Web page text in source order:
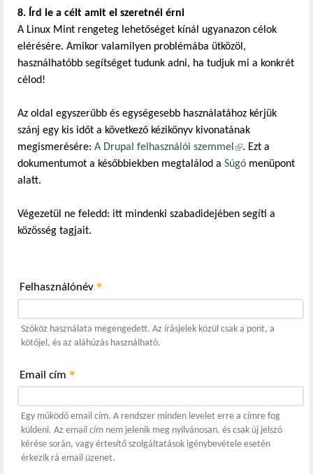
8. Írd le a célt amit el szeretnél érni
A Linux Mint rengeteg lehetőséget kínál ugyanazon célok
elérésére. Amikor valamilyen problémába ütközöl,
használhatóbb segítséget tudunk adni, ha tudjuk mi a konkrét
célod!
Az oldal egyszerűbb és egységesebb használatához kérjük
szánj egy kis időt a következő kézikönyv kivonatának
megismerésére: A Drupal felhasználói szemmel (külső hivatkozás)
. Ezt a
dokumentumot a későbbiekben megtalálod a Súgó menüpont
alatt.
Végezetül ne feledd: itt mindenki szabadidejében segíti a
közösség tagjait.
Felhasználónév *
Szóköz használata megengedett. Az írásjelek közül csak a pont, a
kötőjel, és az aláhúzás használható.
Email cím *
Egy működő email cím. A rendszer minden levelet erre a címre fog
küldeni. Az email cím nem jelenik meg nyilvánosan, és csak új jelszó
kérése során, vagy értesítő szolgáltatások igénybevétele esetén
érkezik rá email üzenet.